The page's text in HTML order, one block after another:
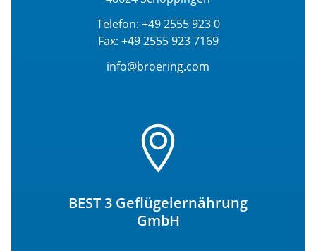
Telefon: +49 2555 923 0
Fax: +49 2555 923 7169
info@broering.com
BEST 3 Geflügelernährung
GmbH